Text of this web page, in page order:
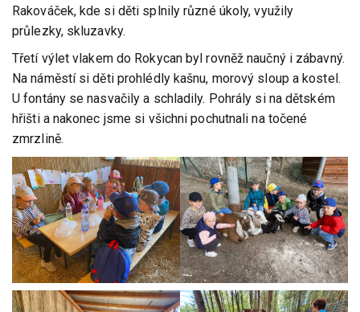
Rakováček, kde si děti splnily různé úkoly, využily
průlezky, skluzavky.
Třetí výlet vlakem do Rokycan byl rovněž naučný i zábavný.
Na náměstí si děti prohlédly kašnu, morový sloup a kostel.
U fontány se nasvačily a schladily. Pohrály si na dětském
hřišti a nakonec jsme si všichni pochutnali na točené
zmrzlině.